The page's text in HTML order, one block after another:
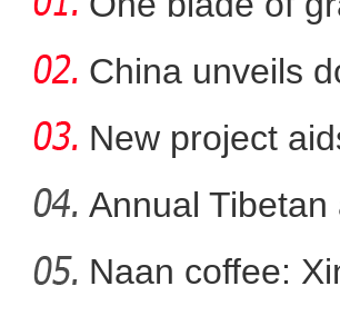
“最美天
China unveils
f
New project
Annual
Naan coffee: